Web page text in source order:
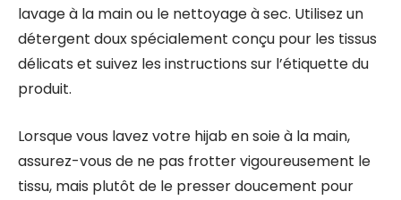
lavage à la main ou le nettoyage à sec. Utilisez un
détergent doux spécialement conçu pour les tissus
délicats et suivez les instructions sur l’étiquette du
produit.
Lorsque vous lavez votre hijab en soie à la main,
assurez-vous de ne pas frotter vigoureusement le
tissu, mais plutôt de le presser doucement pour